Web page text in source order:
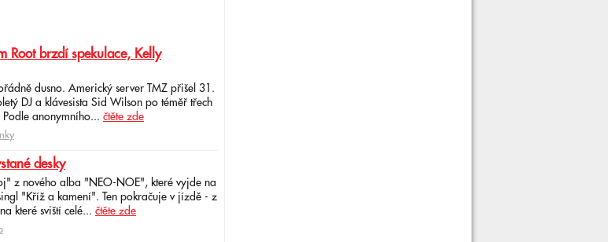
Root brzdí spekulace, Kelly
dusno. Americký server TMZ přišel 31.
DJ a klávesista Sid Wilson po téměř třech
anonymního... čtěte zde
desky
z nového alba "NEO-NOE", které vyjde na
"Kříž a kamení". Ten pokračuje v jízdě - z
které sviští celé... čtěte zde